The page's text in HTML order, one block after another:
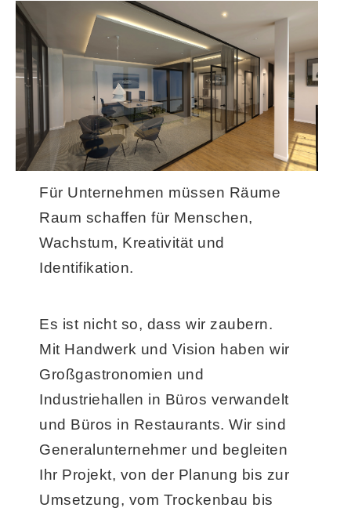
Für Unternehmen müssen Räume
Raum schaffen für Menschen,
Wachstum, Kreativität und
Identifikation.
Es ist nicht so, dass wir zaubern.
Mit Handwerk und Vision haben wir
Großgastronomien und
Industriehallen in Büros verwandelt
und Büros in Restaurants. Wir sind
Generalunternehmer und begleiten
Ihr Projekt, von der Planung bis zur
Umsetzung, vom Trockenbau bis